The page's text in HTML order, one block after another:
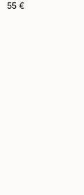
55 €
Endpreis